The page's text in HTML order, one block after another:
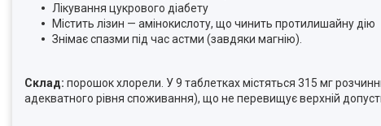
Лікування цукрового діабету
Містить лізин — амінокислоту, що чинить протилишайну дію
Знімає спазми під час астми (завдяки магнію).
Склад: порошок хлорели. У 9 таблетках містяться 315 мг
адекватного рівня споживання), що не перевищує верхній